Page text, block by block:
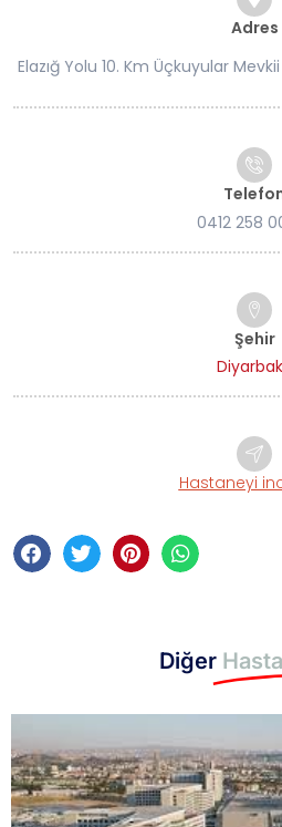
Adres
Elazığ Yolu 10. Km Üçkuyular
0412 258
Şehir
Hastaneyi
Diğer